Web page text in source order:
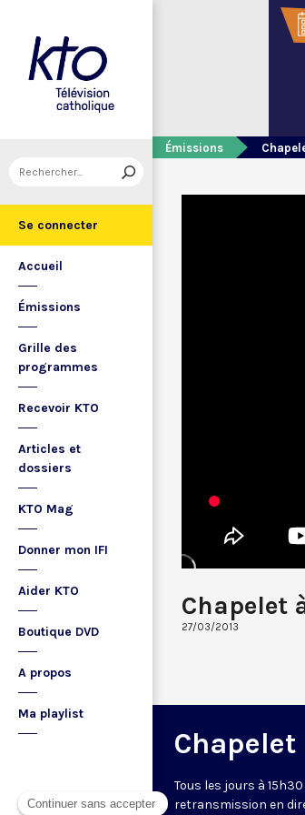
Se connecter
Accueil
Émissions
Grille des
programmes
Recevoir KTO
Articles et
dossiers
KTO Mag
Donner mon IFI
Aider KTO
Boutique DVD
A propos
Ma playlist
Émissions
Chapelet
27/03/2013
Chapelet
Tous les jours à
retransmission en